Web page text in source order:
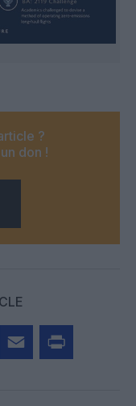
?
don !